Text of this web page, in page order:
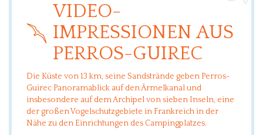
VIDEO-
IMPRESSIONEN AUS
PERROS-GUIREC
Die Küste von 13 km, seine Sandstrände geben Perros-
Guirec Panoramablick auf den Ärmelkanal und
insbesondere auf dem Archipel von sieben Inseln, eine
der großen Vogelschutzgebiete in Frankreich in der
Nähe zu den Einrichtungen des Campingplatzes.